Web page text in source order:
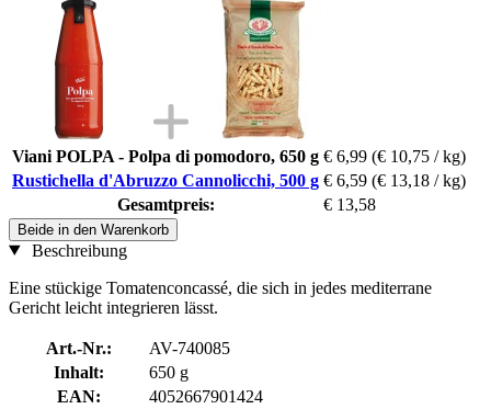
Viani POLPA - Polpa di pomodoro, 650 g € 6,99 (€ 10,75 / kg)
Rustichella d'Abruzzo Cannolicchi, 500 g € 6,59 (€ 13,18 / kg)
Gesamtpreis:
€ 13,58
Beide in den Warenkorb
Beschreibung
Eine stückige Tomatenconcassé, die sich in jedes mediterrane
Gericht leicht integrieren lässt.
Art.-Nr.:
AV-740085
Inhalt:
650 g
EAN:
4052667901424